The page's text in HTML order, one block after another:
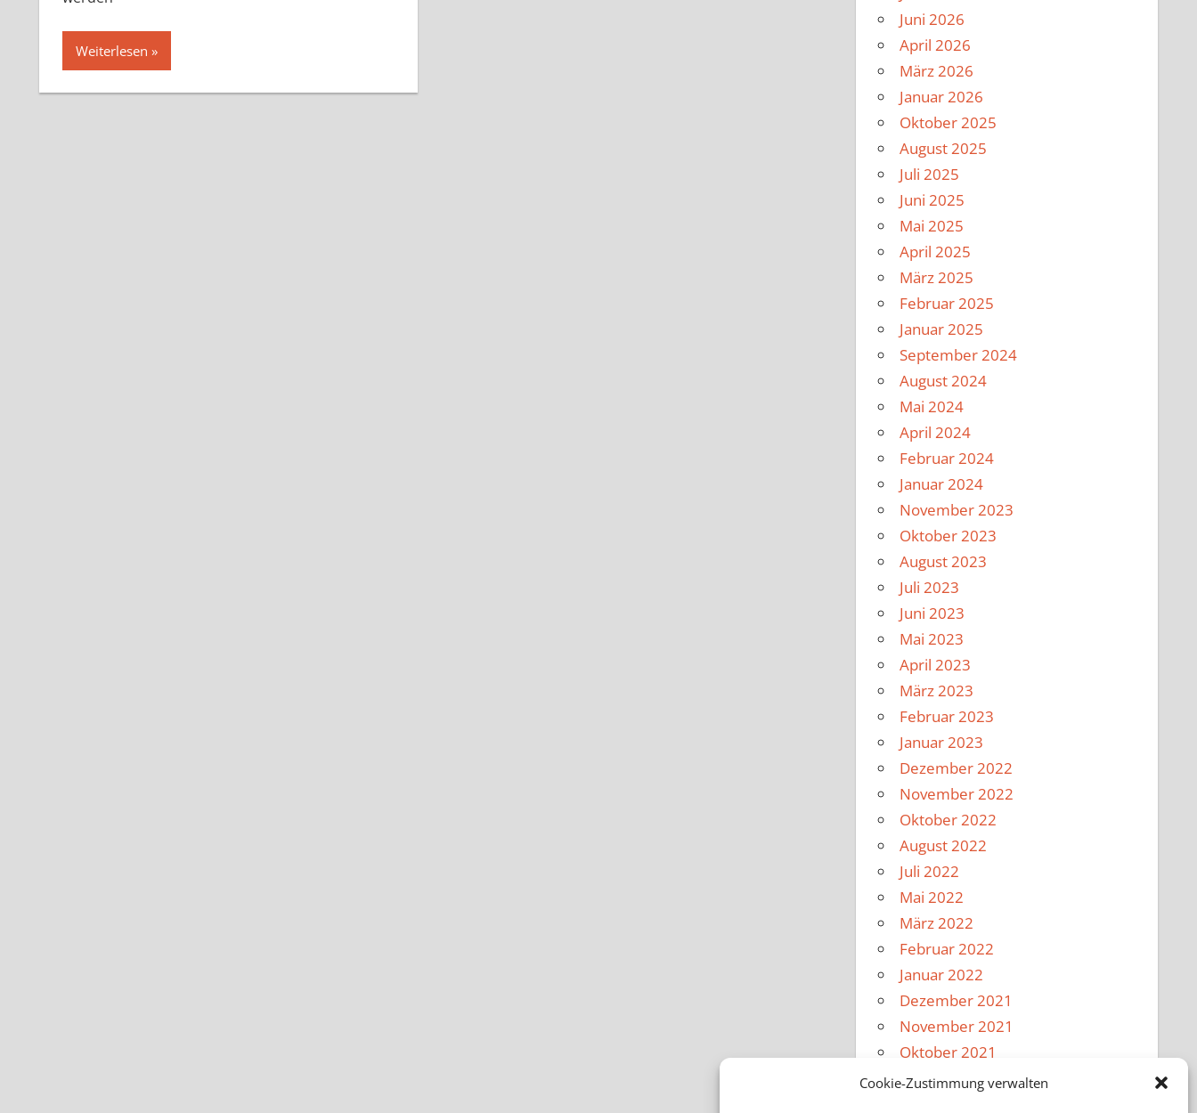
Cookie-Zustimmung verwalten
Weiterlesen
Juni 2026
April 2026
März 2026
Januar 2026
Oktober 2025
August 2025
Juli 2025
Juni 2025
Mai 2025
April 2025
März 2025
Februar 2025
Januar 2025
September 2024
August 2024
Mai 2024
April 2024
Februar 2024
Januar 2024
November 2023
Oktober 2023
August 2023
Juli 2023
Juni 2023
Mai 2023
April 2023
März 2023
Februar 2023
Januar 2023
Dezember 2022
November 2022
Oktober 2022
August 2022
Juli 2022
Mai 2022
März 2022
Februar 2022
Januar 2022
Dezember 2021
November 2021
Oktober 2021
August 2021